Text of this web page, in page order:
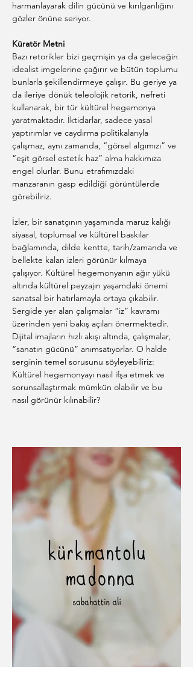
harmanlayarak dilin gücünü ve kırılganlığını
gözler önüne seriyor.
Küratör Metni
Bazı retorikler bizi geçmişin ya da geleceğin
idealist imgelerine çağırır ve bütün toplumu
bunlarla şekillendirmeye çalışır. Bu geriye ya
da ileriye dönük teleolojik retorik, nefreti
kullanarak, bir tür kültürel hegemonya
yaratmaktadır. İktidarlar, sadece yasal
yaptırımlar ve caydırma politikalarıyla
çalışmaz, aynı zamanda, “görsel algımızı” ve
“eşit görsel estetik haz” alma hakkımıza
engel olurlar. Bunu etrafımızdaki
manzaranın gasp edildiği görüntülerde
görebiliriz.
İzler, bir sanatçının yaşamında maruz kalığı
siyasal, toplumsal ve kültürel baskılar
bağlamında, dilde kentte, tarih/zamanda ve
bellekte kalan izleri görünür kılmaya
çalışıyor. Kültürel hegemonyanın ağır yükü
altında kültürel peyzajın yaşamdaki önemi
sanatsal bir hatırlamayla ortaya çıkabilir.
Sergide yer alan çalışmalar “iz” kavramı
üzerinden yeni bakış açıları önermektedir.
Dijital imajların hızlı akışı altında, çalışmalar,
“sanatın gücünü” anımsatıyorlar. O halde
serginin temel sorusunu söyleyebiliriz:
Kültürel hegemonyayı nasıl ifşa etmek ve
sorunsallaştırmak mümkün olabilir ve bu
nasıl görünür kılınabilir?